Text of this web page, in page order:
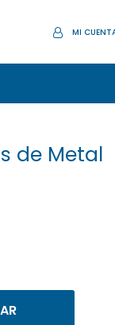
de Metal